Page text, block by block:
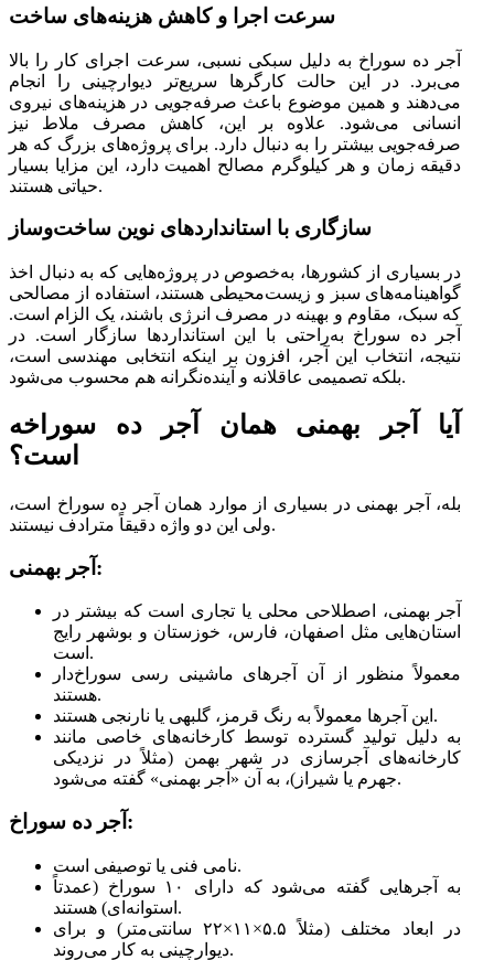
سرعت اجرا و کاهش هزینه‌های ساخت
آجر ده سوراخ به دلیل سبکی نسبی، سرعت اجرای کار را بالا
می‌برد. در این حالت کارگرها سریع‌تر دیوارچینی را انجام
می‌دهند و همین موضوع باعث صرفه‌جویی در هزینه‌های نیروی
انسانی می‌شود. علاوه بر این، کاهش مصرف ملاط نیز
صرفه‌جویی بیشتر را به دنبال دارد. برای پروژه‌های بزرگ که هر
دقیقه زمان و هر کیلوگرم مصالح اهمیت دارد، این مزایا بسیار
حیاتی هستند.
سازگاری با استانداردهای نوین ساخت‌وساز
در بسیاری از کشورها، به‌خصوص در پروژه‌هایی که به دنبال اخذ
گواهینامه‌های سبز و زیست‌محیطی هستند، استفاده از مصالحی
که سبک، مقاوم و بهینه در مصرف انرژی باشند، یک الزام است.
آجر ده سوراخ به‌راحتی با این استانداردها سازگار است. در
نتیجه، انتخاب این آجر، افزون بر اینکه انتخابی مهندسی است،
بلکه تصمیمی عاقلانه و آینده‌نگرانه هم محسوب می‌شود.
آیا آجر بهمنی همان آجر ده سوراخه
است؟
بله، آجر بهمنی در بسیاری از موارد همان آجر ده سوراخ است،
ولی این دو واژه دقیقاً مترادف نیستند.
آجر بهمنی:
آجر بهمنی، اصطلاحی محلی یا تجاری است که بیشتر در
استان‌هایی مثل اصفهان، فارس، خوزستان و بوشهر رایج
است.
معمولاً منظور از آن آجرهای ماشینی رسی سوراخ‌دار
هستند.
این آجرها معمولاً به رنگ قرمز، گلبهی یا نارنجی هستند.
به دلیل تولید گسترده توسط کارخانه‌های خاصی مانند
کارخانه‌های آجرسازی در شهر بهمن (مثلاً در نزدیکی
جهرم یا شیراز)، به آن «آجر بهمنی» گفته می‌شود.
آجر ده سوراخ:
نامی فنی یا توصیفی است.
به آجرهایی گفته می‌شود که دارای ۱۰ سوراخ (عمدتاً
استوانه‌ای) هستند.
در ابعاد مختلف (مثلاً ۵.۵×۱۱×۲۲ سانتی‌متر) و برای
دیوارچینی به کار می‌روند.